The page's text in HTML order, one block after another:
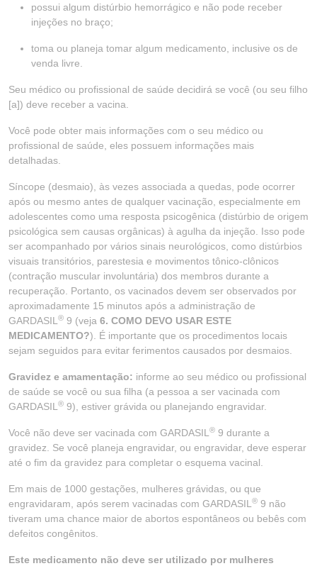
possui algum distúrbio hemorrágico e não pode receber
injeções no braço;
toma ou planeja tomar algum medicamento, inclusive os de
venda livre.
Seu médico ou profissional de saúde decidirá se você (ou seu filho
[a]) deve receber a vacina.
Você pode obter mais informações com o seu médico ou
profissional de saúde, eles possuem informações mais
detalhadas.
Síncope (desmaio), às vezes associada a quedas, pode ocorrer
após ou mesmo antes de qualquer vacinação, especialmente em
adolescentes como uma resposta psicogênica (distúrbio de origem
psicológica sem causas orgânicas) à agulha da injeção. Isso pode
ser acompanhado por vários sinais neurológicos, como distúrbios
visuais transitórios, parestesia e movimentos tônico-clônicos
(contração muscular involuntária) dos membros durante a
recuperação. Portanto, os vacinados devem ser observados por
aproximadamente 15 minutos após a administração de
GARDASIL ® 9 (veja 6. COMO DEVO USAR ESTE
MEDICAMENTO?). É importante que os procedimentos locais
sejam seguidos para evitar ferimentos causados por desmaios.
Gravidez e amamentação: informe ao seu médico ou profissional
de saúde se você ou sua filha (a pessoa a ser vacinada com
GARDASIL ® 9), estiver grávida ou planejando engravidar.
Você não deve ser vacinada com GARDASIL ® 9 durante a
gravidez. Se você planeja engravidar, ou engravidar, deve esperar
até o fim da gravidez para completar o esquema vacinal.
Em mais de 1000 gestações, mulheres grávidas, ou que
engravidaram, após serem vacinadas com GARDASIL ® 9 não
tiveram uma chance maior de abortos espontâneos ou bebês com
defeitos congênitos.
Este medicamento não deve ser utilizado por mulheres